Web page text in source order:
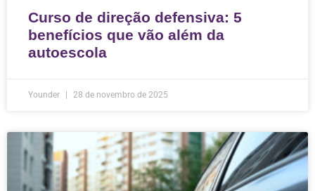
Curso de direção defensiva: 5
benefícios que vão além da
autoescola
Younder 28 de novembro de 2025